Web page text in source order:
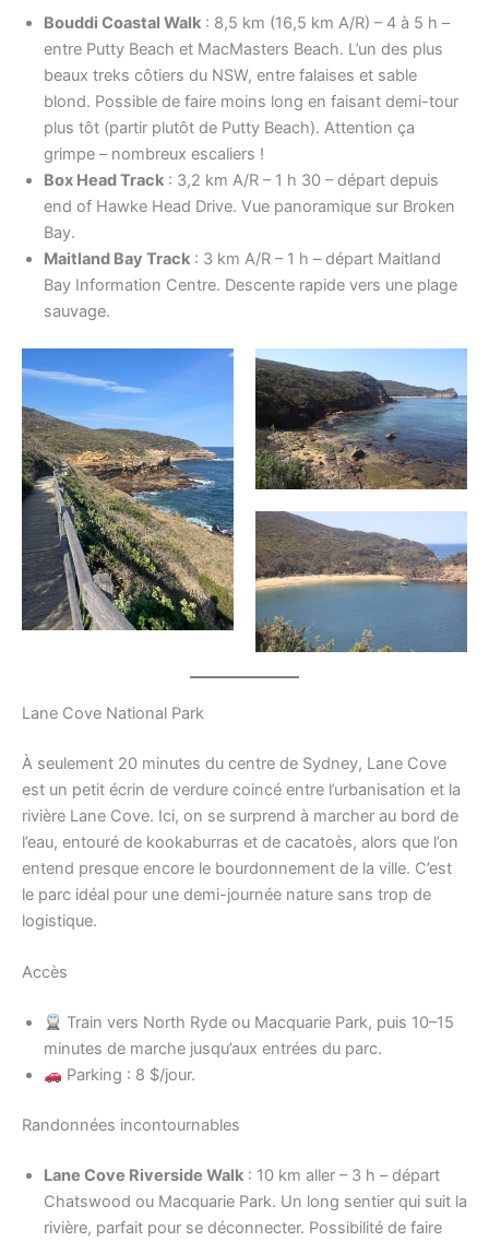
Bouddi Coastal Walk : 8,5 km (16,5 km A/R) – 4 à 5 h –
entre Putty Beach et MacMasters Beach. L’un des plus
beaux treks côtiers du NSW, entre falaises et sable
blond. Possible de faire moins long en faisant demi-tour
plus tôt (partir plutôt de Putty Beach). Attention ça
grimpe – nombreux escaliers !
Box Head Track : 3,2 km A/R – 1 h 30 – départ depuis
end of Hawke Head Drive. Vue panoramique sur Broken
Bay.
Maitland Bay Track : 3 km A/R – 1 h – départ Maitland
Bay Information Centre. Descente rapide vers une plage
sauvage.
Lane Cove National Park
À seulement 20 minutes du centre de Sydney, Lane Cove
est un petit écrin de verdure coincé entre l’urbanisation et la
rivière Lane Cove. Ici, on se surprend à marcher au bord de
l’eau, entouré de kookaburras et de cacatoès, alors que l’on
entend presque encore le bourdonnement de la ville. C’est
le parc idéal pour une demi-journée nature sans trop de
logistique.
Accès
Train vers North Ryde ou Macquarie Park, puis 10–15
minutes de marche jusqu’aux entrées du parc.
Parking : 8 $/jour.
Randonnées incontournables
Lane Cove Riverside Walk : 10 km aller – 3 h – départ
Chatswood ou Macquarie Park. Un long sentier qui suit la
rivière, parfait pour se déconnecter. Possibilité de faire